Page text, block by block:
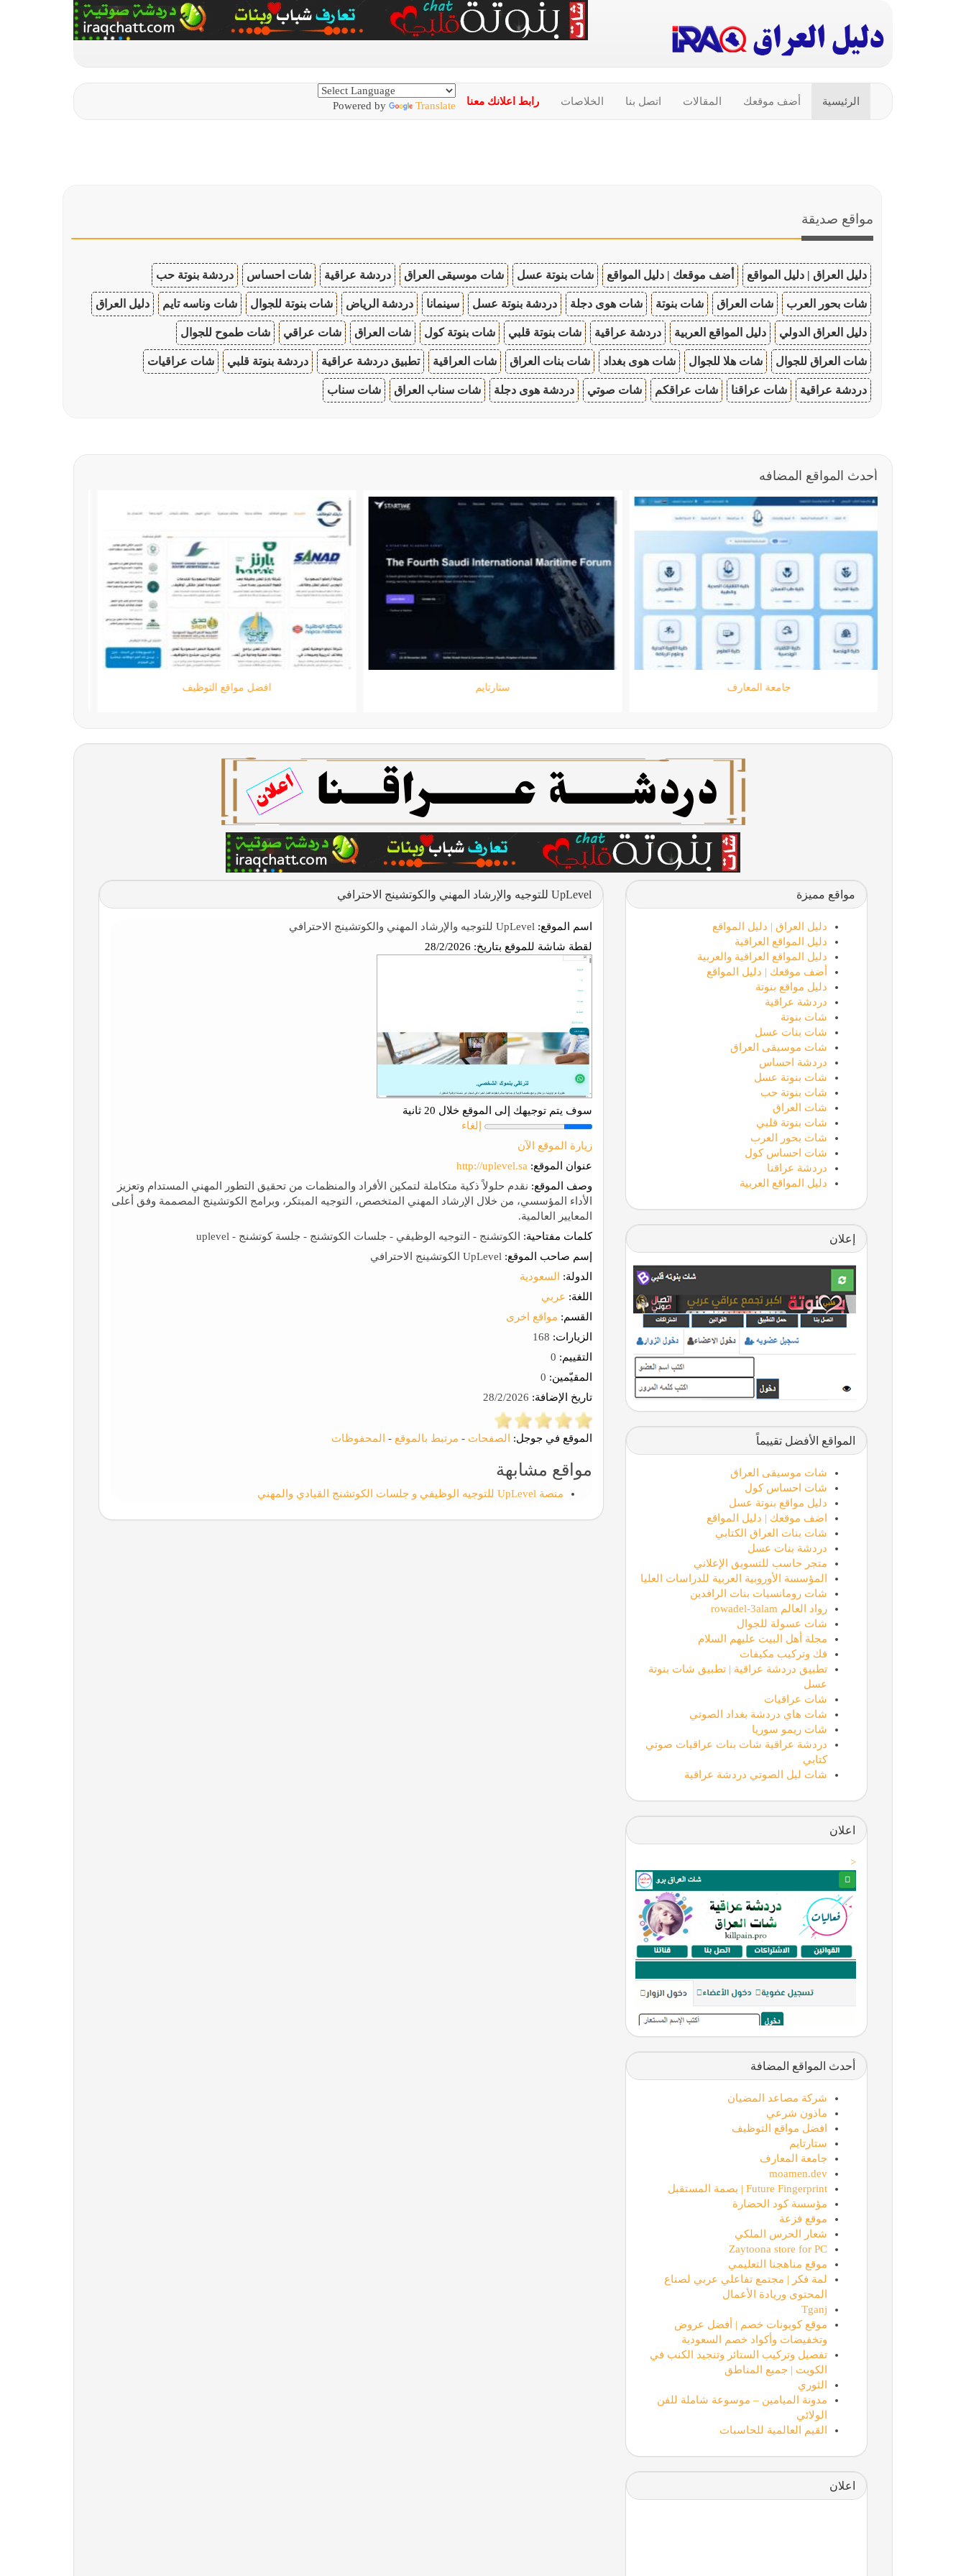
الرئيسية أضف موقعك المقالات اتصل بنا الخلاصات رابط اعلانك معنا Powered by Translate
مواقع صديقة
دليل العراق | دليل المواقع أضف موقعك | دليل المواقع شات بنوتة عسل شات موسيقى العراق دردشة عراقية شات احساس دردشة بنوتة حب
شات بحور العرب شات العراق شات بنوتة شات هوى دجلة دردشة بنوتة عسل سينمانا دردشة الرياض شات بنوتة للجوال شات وناسه تايم دليل العراق
دليل العراق الدولي دليل المواقع العربية دردشة عراقية شات بنوتة قلبي شات بنوتة كول شات العراق شات عراقي شات طموح للجوال
شات العراق للجوال شات هلا للجوال شات هوى بغداد شات بنات العراق شات العراقية تطبيق دردشة عراقية دردشة بنوتة قلبي شات عراقيات
دردشة عراقية شات عراقنا شات عراقكم شات صوتي دردشة هوى دجلة شات سناب العراق شات سناب
أحدث المواقع المضافه
افضل مواقع التوظيف ستارتايم جامعة المعارف
UpLevel للتوجيه والإرشاد المهني والكوتشينج الاحترافي
اسم الموقع:
لقطة شاشة للموقع بتاريخ:
سوف يتم توجيهك إلى الموقع خلال 20 ثانية
إلغاء
زيارة الموقع الآن
عنوان الموقع: http://uplevel.sa
وصف الموقع: نقدم حلولاً ذكية متكاملة لتمكين الأفراد والمنظمات من تحقيق التطور المهني المستدام وتعزيز
الأداء المؤسسي، من خلال الإرشاد المهني المتخصص، التوجيه المبتكر، وبرامج الكوتشينج المصممة وفق أعلى
المعايير العالمية.
كلمات مفتاحية: الكوتشنج - التوجيه الوظيفي - جلسات الكوتشنج - جلسة كوتشنج - uplevel
إسم صاحب الموقع:
الدولة:
السعودية
اللغة: عربي
القسم: مواقع اخرى
الزيارات:
التقييم:
المقيّمين:
تاريخ الإضافة:
الموقع في جوجل: الصفحات - مرتبط بالموقع - المحفوظات
مواقع مشابهة
منصة UpLevel للتوجيه الوظيفي و جلسات الكوتشنج القيادي والمهني
مواقع مميزة
دليل العراق | دليل المواقع
دليل المواقع العراقية
دليل المواقع العراقية والعربية
أضف موقعك | دليل المواقع
دليل مواقع بنوتة
دردشة عراقية
شات بنوتة
شات بنات عسل
شات موسيقى العراق
دردشة احساس
شات بنوتة عسل
شات بنوتة حب
شات العراق
شات بنوتة قلبي
شات بحور العرب
شات احساس كول
دردشة عراقنا
دليل المواقع العربية
إعلان
المواقع الأفضل تقييماً
شات موسيقى العراق
شات احساس كول
دليل مواقع بنوتة عسل
اضف موقعك | دليل المواقع
شات بنات العراق الكتابي
دردشة بنات عسل
متجر حاسب للتسويق الإعلاني
المؤسسة الأوروبية العربية للدراسات العليا
شات رومانسيات بنات الرافدين
رواد العالم rowadel-3alam
شات عسولة للجوال
مجلة أهل البيت عليهم السلام
فك وتركيب مكيفات
تطبيق دردشة عراقية | تطبيق شات بنوتة
عسل
شات عراقيات
شات هاي دردشة بغداد الصوتي
شات ريمو سوريا
دردشة عراقية شات بنات عراقيات صوتي
كتابي
شات ليل الصوتي دردشة عراقية
اعلان
<
أحدث المواقع المضافة
شركة مصاعد المضيان
ماذون شرعي
افضل مواقع التوظيف
ستارتايم
جامعة المعارف
moamen.dev
Future Fingerprint | بصمة المستقبل
مؤسسة كود الحضارة
موقع فزعة
شعار الحرس الملكي
Zaytoona store for PC
موقع مناهجنا التعليمي
لمة فكر | مجتمع تفاعلي عربي لصناع
المحتوى وريادة الأعمال
Tganj
موقع كوبونات خصم | أفضل عروض
وتخفيضات وأكواد خصم السعودية
تفصيل وتركيب الستائر وتنجيد الكنب في
الكويت | جميع المناطق
الثوري
مدونة الميامين – موسوعة شاملة للفن
الولائي
القيم العالمية للحاسبات
اعلان